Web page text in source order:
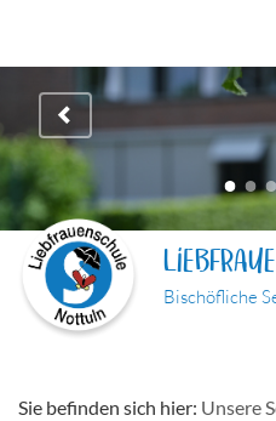
Bischöfliche
Sie befinden sich hier: Unsere